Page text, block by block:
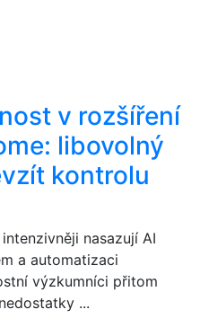
v rozšíření
libovolný
kontrolu
nasazují AI
a automatizaci
výzkumníci přitom
...